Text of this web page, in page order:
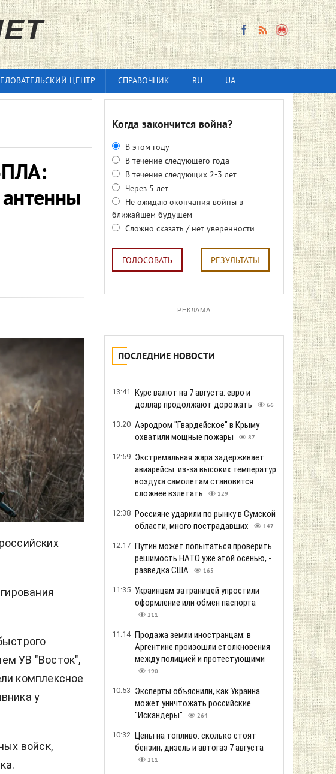
ЦЕНТР СПРАВОЧНИК RU UA
УВ "Восток",
комплексное
у
войск,
Когда закончится война?
В этом году
В течение следующего года
В течение следующих 2-3 лет
Через 5 лет
Не ожидаю окончания войны в
ближайшем будущем
Сложно сказать / нет уверенности
ГОЛОСОВАТЬ РЕЗУЛЬТАТЫ
РЕКЛАМА
ПОСЛЕДНИЕ НОВОСТИ
13:41 Курс валют на 7 августа: евро и
доллар продолжают дорожать
66
13:20 Аэродром "Гвардейское" в Крыму
охватили мощные пожары
87
12:59 Экстремальная жара задерживает
авиарейсы: из-за высоких температур
воздуха самолетам становится
сложнее взлетать
129
12:38 Россияне ударили по рынку в Сумской
области, много пострадавших
147
12:17 Путин может попытаться проверить
решимость НАТО уже этой осенью, -
разведка США
165
11:35 Украинцам за границей упростили
оформление или обмен паспорта
211
11:14 Продажа земли иностранцам: в
Аргентине произошли столкновения
между полицией и протестующими
190
10:53 Эксперты объяснили, как Украина
может уничтожать российские
"Искандеры"
264
10:32 Цены на топливо: сколько стоят
бензин, дизель и автогаз 7 августа
211